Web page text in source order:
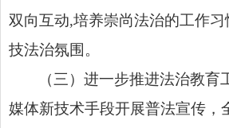
双向互动,培养崇尚法治的工作
技法治氛围。
（三）进一步推进法治教
媒体新技术手段开展普法宣传，